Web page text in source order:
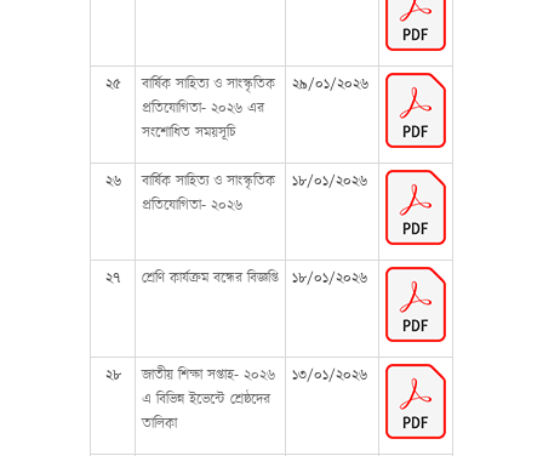
২৫
বার্ষিক সাহিত্য ও সাংস্কৃতিক
প্রতিযোগিতা- ২০২৬ এর
সংশোধিত সময়সূচি
২৯/০১/২০২৬
২৬
বার্ষিক সাহিত্য ও সাংস্কৃতিক
প্রতিযোগিতা- ২০২৬
১৮/০১/২০২৬
২৭ শ্রেণি কার্যক্রম বন্ধের বিজ্ঞপ্তি ১৮/০১/২০২৬
২৮
জাতীয় শিক্ষা সপ্তাহ- ২০২৬
এ বিভিন্ন ইভেন্টে শ্রেষ্ঠদের
তালিকা
১৩/০১/২০২৬